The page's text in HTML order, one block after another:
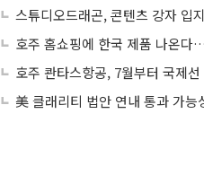
스튜디오드래곤, 콘텐츠 강자 입
호주 홈쇼핑에 한국 제품 나온
호주 콴타스항공, 7월부터 국제
美 클래리티 법안 연내 통과 가